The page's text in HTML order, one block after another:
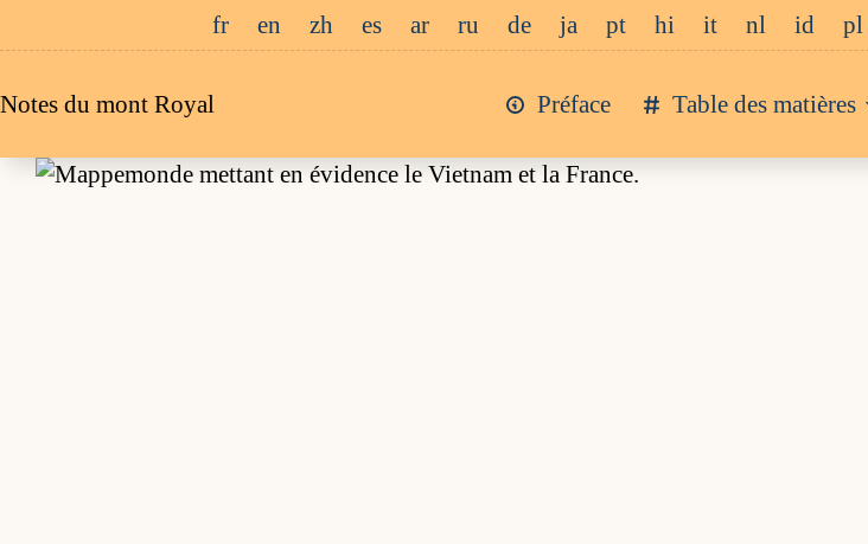
au
fr en zh es ar ru de ja pt hi it nl id pl
Notes du mont Royal Préface Table des matières